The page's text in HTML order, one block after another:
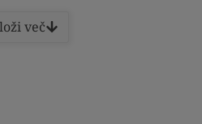
več